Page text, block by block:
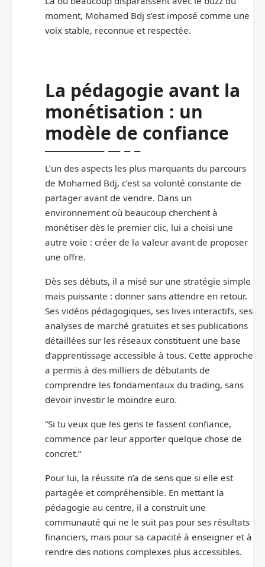
moment, Mohamed Bdj s’est imposé comme une
voix stable, reconnue et respectée.
La pédagogie avant la
monétisation : un
modèle de confiance
L’un des aspects les plus marquants du parcours
de Mohamed Bdj, c’est sa volonté constante de
partager avant de vendre. Dans un
environnement où beaucoup cherchent à
monétiser dès le premier clic, lui a choisi une
autre voie : créer de la valeur avant de proposer
une offre.
Dès ses débuts, il a misé sur une stratégie simple
mais puissante : donner sans attendre en retour.
Ses vidéos pédagogiques, ses lives interactifs, ses
analyses de marché gratuites et ses publications
détaillées sur les réseaux constituent une base
d’apprentissage accessible à tous. Cette approche
a permis à des milliers de débutants de
comprendre les fondamentaux du trading, sans
devoir investir le moindre euro.
“Si tu veux que les gens te fassent confiance,
commence par leur apporter quelque chose de
concret.”
Pour lui, la réussite n’a de sens que si elle est
partagée et compréhensible. En mettant la
pédagogie au centre, il a construit une
communauté qui ne le suit pas pour ses résultats
financiers, mais pour sa capacité à enseigner et à
rendre des notions complexes plus accessibles.